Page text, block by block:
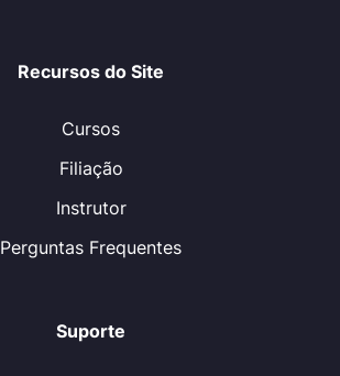
Recursos do Site
Cursos
Filiação
Instrutor
Perguntas Frequentes
Suporte